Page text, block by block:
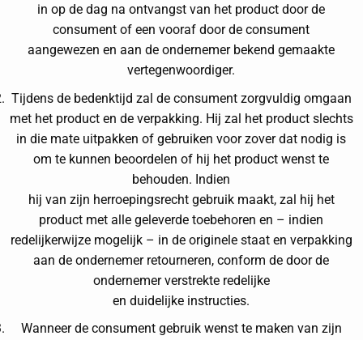
in op de dag na ontvangst van het product door de
consument of een vooraf door de consument
aangewezen en aan de ondernemer bekend gemaakte
vertegenwoordiger.
Tijdens de bedenktijd zal de consument zorgvuldig omgaan
met het product en de verpakking. Hij zal het product slechts
in die mate uitpakken of gebruiken voor zover dat nodig is
om te kunnen beoordelen of hij het product wenst te
behouden. Indien
hij van zijn herroepingsrecht gebruik maakt, zal hij het
product met alle geleverde toebehoren en – indien
redelijkerwijze mogelijk – in de originele staat en verpakking
aan de ondernemer retourneren, conform de door de
ondernemer verstrekte redelijke
en duidelijke instructies.
Wanneer de consument gebruik wenst te maken van zijn